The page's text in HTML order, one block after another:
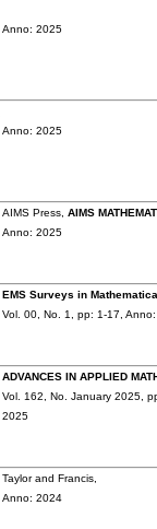
Anno: 2025
Anno: 2025
AIMS Press, AIMS
Anno: 2025
EMS Surveys in
Vol. 00, No. 1, pp: 1-17,
ADVANCES IN APPLIED
Vol. 162,
No. January 2025,
2025
Taylor and Francis,
Anno: 2024